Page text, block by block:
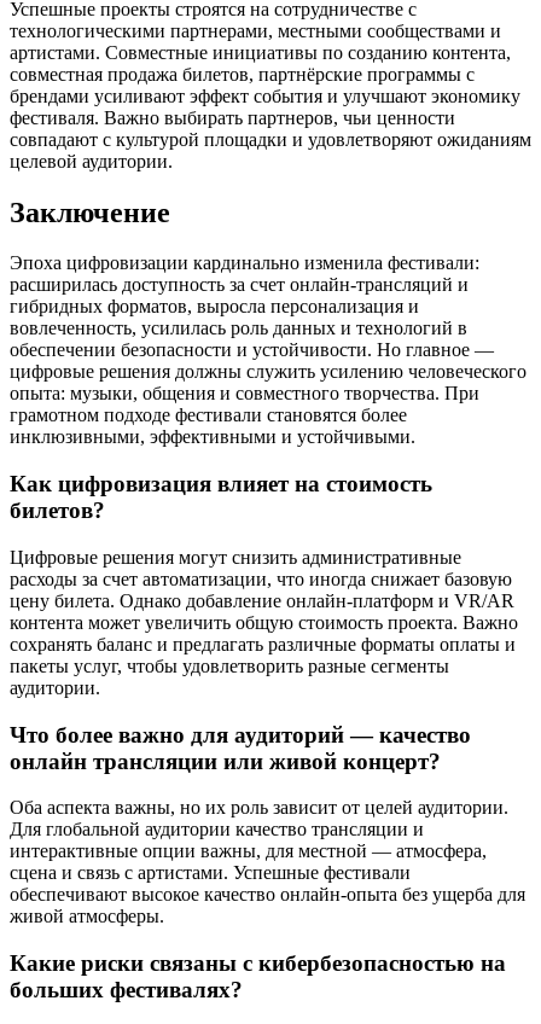
Успешные проекты строятся на сотрудничестве с
технологическими партнерами, местными сообществами и
артистами. Совместные инициативы по созданию контента,
совместная продажа билетов, партнёрские программы с
брендами усиливают эффект события и улучшают экономику
фестиваля. Важно выбирать партнеров, чьи ценности
совпадают с культурой площадки и удовлетворяют ожиданиям
целевой аудитории.
Заключение
Эпоха цифровизации кардинально изменила фестивали:
расширилась доступность за счет онлайн-трансляций и
гибридных форматов, выросла персонализация и
вовлеченность, усилилась роль данных и технологий в
обеспечении безопасности и устойчивости. Но главное —
цифровые решения должны служить усилению человеческого
опыта: музыки, общения и совместного творчества. При
грамотном подходе фестивали становятся более
инклюзивными, эффективными и устойчивыми.
Как цифровизация влияет на стоимость
билетов?
Цифровые решения могут снизить административные
расходы за счет автоматизации, что иногда снижает базовую
цену билета. Однако добавление онлайн-платформ и VR/AR
контента может увеличить общую стоимость проекта. Важно
сохранять баланс и предлагать различные форматы оплаты и
пакеты услуг, чтобы удовлетворить разные сегменты
аудитории.
Что более важно для аудиторий — качество
онлайн трансляции или живой концерт?
Оба аспекта важны, но их роль зависит от целей аудитории.
Для глобальной аудитории качество трансляции и
интерактивные опции важны, для местной — атмосфера,
сцена и связь с артистами. Успешные фестивали
обеспечивают высокое качество онлайн-опыта без ущерба для
живой атмосферы.
Какие риски связаны с кибербезопасностью на
больших фестивалях?